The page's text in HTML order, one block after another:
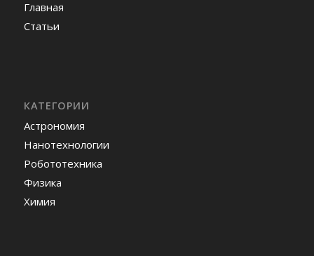
Главная
Статьи
КАТЕГОРИИ
Астрономия
Нанотехнологии
Робототехника
Физика
Химия